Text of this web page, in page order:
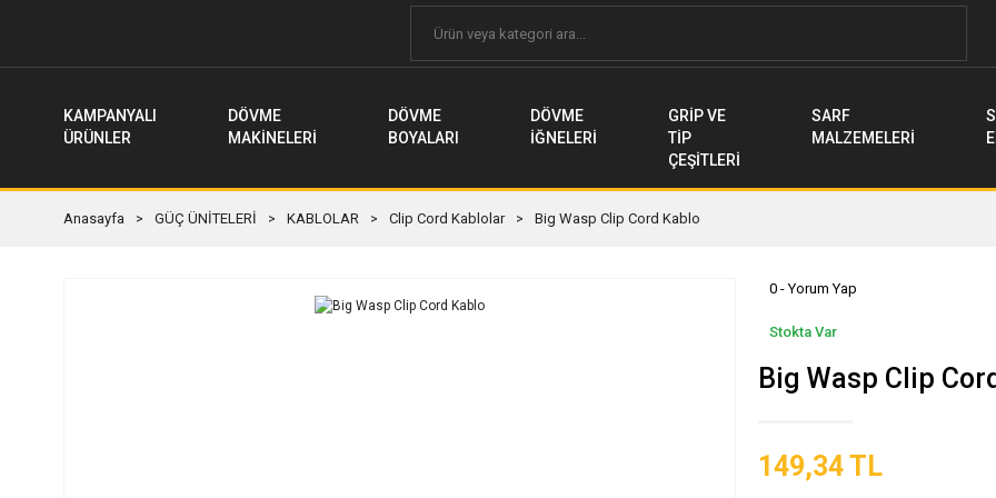
KAMPANYALI
ÜRÜNLER
DÖVME
MAKİNELERİ
DÖVME
BOYALARI
DÖVME
İĞNELERİ
GRİP VE
TİP
ÇEŞİTLERİ
SARF
MALZEMELERİ
Anasayfa GÜÇ ÜNİTELERİ KABLOLAR Clip Cord Kablolar Big Wasp Clip Cord Kablo
0 - Yorum Yap
Stokta Var
Big Wasp Clip
149,34 TL